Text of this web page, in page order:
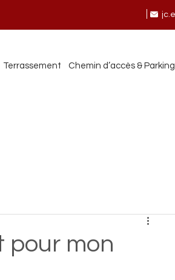
Terrassement Chemin d’accès & Parking
pour mon